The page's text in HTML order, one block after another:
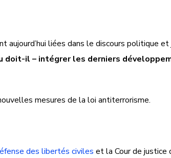
liées dans le discours politique et
doit-il – intégrer les derniers
mesures de la loi antiterrorisme.
des libertés civiles et la Cour de justice